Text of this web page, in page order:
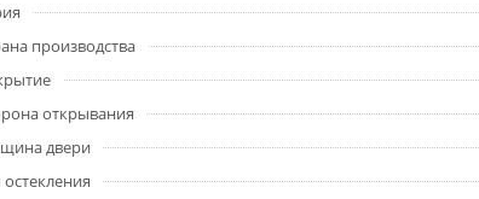
производства
открывания
двери
остекления